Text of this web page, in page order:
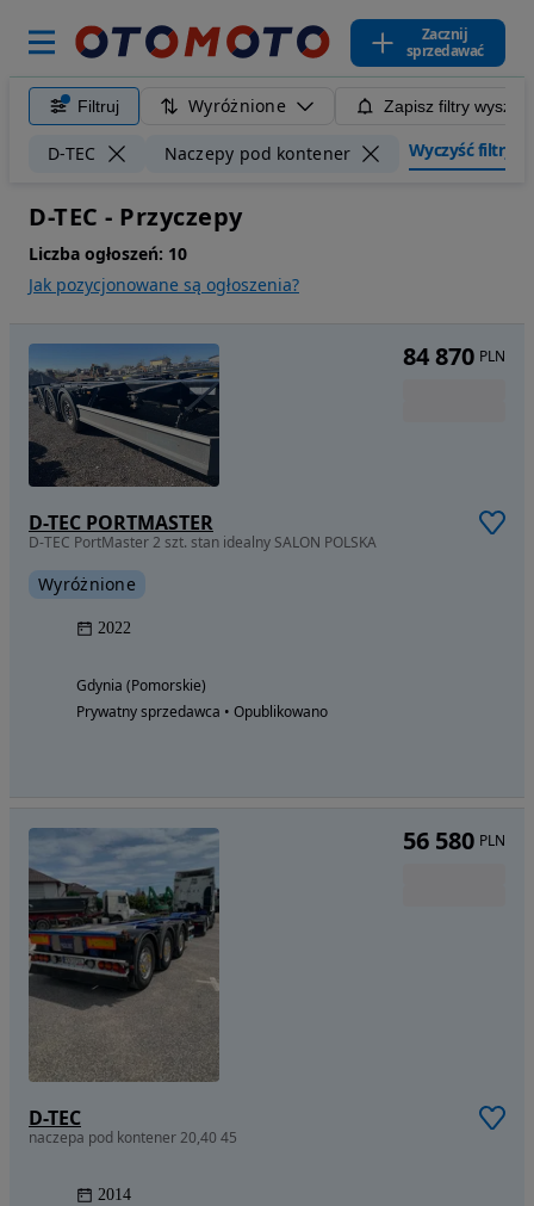
Zacznij
sprzedawać
Filtruj Wyróżnione Zapisz filtry
D-TEC Naczepy pod kontener Wyczyść filtry
D-TEC - Przyczepy
Liczba ogłoszeń: 10
Jak pozycjonowane są ogłoszenia?
D-TEC PORTMASTER
D-TEC PortMaster 2 szt. stan idealny SALON POLSKA
Wyróżnione
2022
Gdynia (Pomorskie)
Prywatny sprzedawca • Opublikowano
84 870 PLN
D-TEC
naczepa pod kontener 20,40 45
2014
56 580 PLN